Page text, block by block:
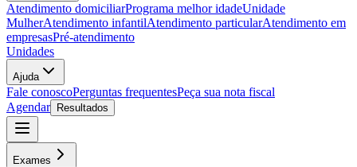
Atendimento domiciliarPrograma melhor idadeUnidade
MulherAtendimento infantilAtendimento particularAtendimento em
empresasPré-atendimento
Unidades
Ajuda
Fale conoscoPerguntas frequentesPeça sua nota fiscal
Agendar
Resultados
Exames